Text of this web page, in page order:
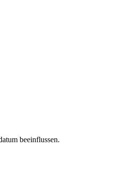
beeinflussen.